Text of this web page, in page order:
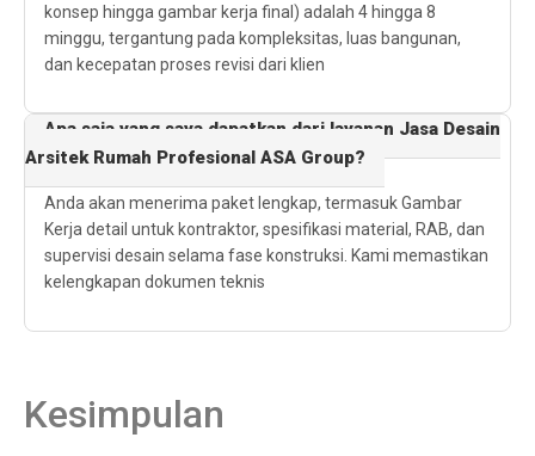
konsep hingga gambar kerja final) adalah 4 hingga 8
minggu, tergantung pada kompleksitas, luas bangunan,
dan kecepatan proses revisi dari klien
Apa saja yang saya dapatkan dari layanan Jasa Desain
Arsitek Rumah Profesional ASA Group?
Anda akan menerima paket lengkap, termasuk Gambar
Kerja detail untuk kontraktor, spesifikasi material, RAB, dan
supervisi desain selama fase konstruksi. Kami memastikan
kelengkapan dokumen teknis
Kesimpulan